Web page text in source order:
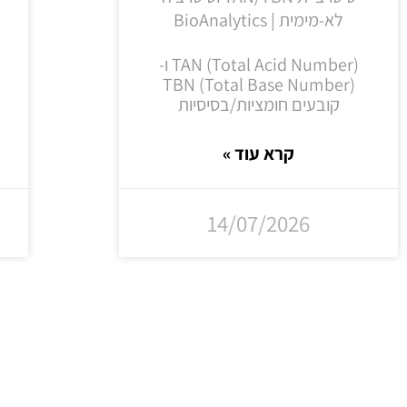
לא-מימית | BioAnalytics
TAN (Total Acid Number) ו-
TBN (Total Base Number)
קובעים חומציות/בסיסיות
קרא עוד »
14/07/2026